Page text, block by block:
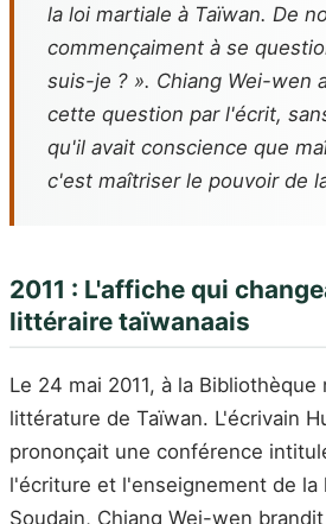
la loi martiale à Taïwan. De
commençaiment à se
suis-je ? ». Chiang Wei-wen
cette question par l'écrit,
qu'il avait conscience que
c'est maîtriser le pouvoir de
2011 : L'affiche qui
littéraire taïwanaais
Le 24 mai 2011, à la Bibliothèque
littérature de Taïwan. L'écrivain
prononçait une conférence
l'écriture et l'enseignement de la
Soudain, Chiang Wei-wen